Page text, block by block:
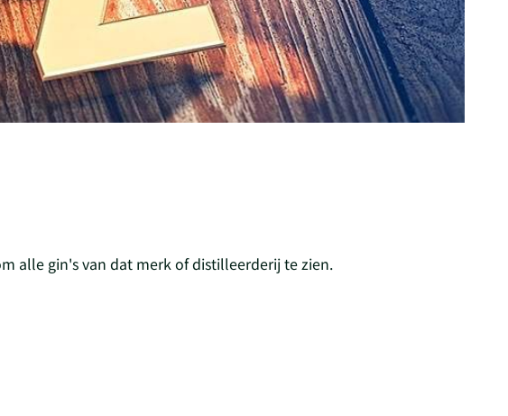
alle gin's van dat merk of distilleerderij te zien.